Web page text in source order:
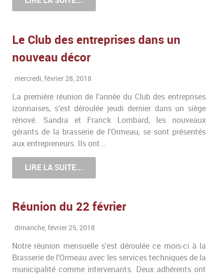
Le Club des entreprises dans un
nouveau décor
mercredi, février 28, 2018
La première réunion de l’année du Club des entreprises
izonnaises, s’est déroulée jeudi dernier dans un siège
rénové. Sandra et Franck Lombard, les nouveaux
gérants de la brasserie de l’Ormeau, se sont présentés
aux entrepreneurs. Ils ont...
LIRE LA SUITE...
Réunion du 22 février
dimanche, février 25, 2018
Notre réunion mensuelle s'est déroulée ce mois-ci à la
Brasserie de l'Ormeau avec les services techniques de la
municipalité comme intervenants. Deux adhérents ont